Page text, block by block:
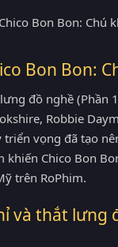
Bon Bon:
đồ nghề
Robbie
vọng đã tạo
Chico Bon
trên RoPhim.
và thắt